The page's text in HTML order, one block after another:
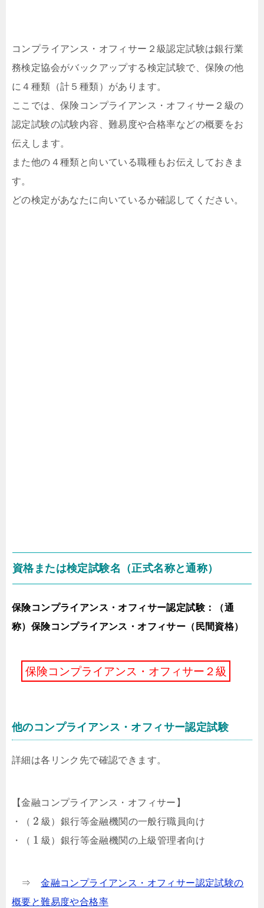
コンプライアンス・オフィサー２級認定試験は銀行業
務検定協会がバックアップする検定試験で、保険の他
に４種類（計５種類）があります。
ここでは、保険コンプライアンス・オフィサー２級の
認定試験の試験内容、難易度や合格率などの概要をお
伝えします。
また他の４種類と向いている職種もお伝えしておきま
す。
どの検定があなたに向いているか確認してください。
資格または検定試験名（正式名称と通称）
保険コンプライアンス・オフィサー認定試験：（通
称）保険コンプライアンス・オフィサー（民間資格）
保険コ ンプライ アンス ・ オフ ィサー ２ 級
他のコンプライアンス・オフィサー認定試験
詳細は各リンク先で確認できます。
【金融コンプライアンス・オフィサー】
・（ 2 級）銀行等金融機関の一般行職員向け
・（ 1 級）銀行等金融機関の上級管理者向け
⇒金融コンプライアンス・オフィサー認定試験の
概要と難易度や合格率